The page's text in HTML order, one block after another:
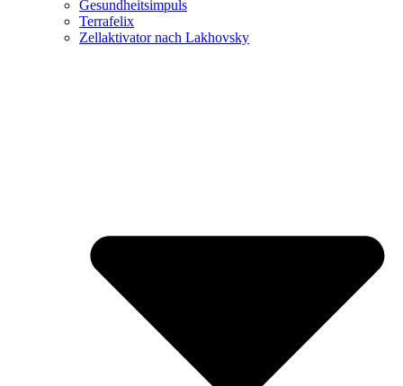
Gesundheitsimpuls
Terrafelix
Zellaktivator nach Lakhovsky